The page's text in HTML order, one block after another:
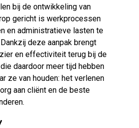
bij de ontwikkeling van
gericht is werkprocessen
en administratieve lasten te
deze aanpak brengt
en effectiviteit terug bij de
daardoor meer tijd hebben
ze van houden: het verlenen
aan cliënt en de beste